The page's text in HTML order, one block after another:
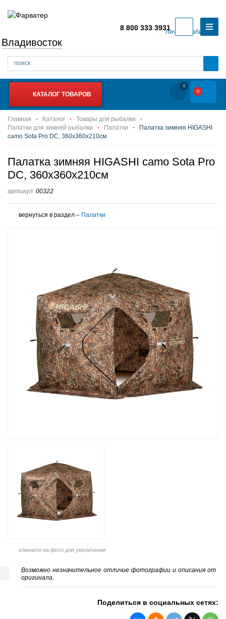
Личный кабинет
Владивосток
8 800 333 3931
КАТАЛОГ ТОВАРОВ
0
0
Главная Каталог
Товары для рыбалки
Палатки для зимней рыбалки
Палатки
Палатка зимняя HIGASHI
camo Sota Pro DC, 360х360х210см
Палатка зимняя HIGASHI camo Sota Pro
DC, 360х360х210см
артикул: 00322
вернуться в раздел – Палатки
кликните на фото для увеличения
Возможно незначительное отличие фотографии и описания от
оригинала.
Поделиться в социальных сетях: